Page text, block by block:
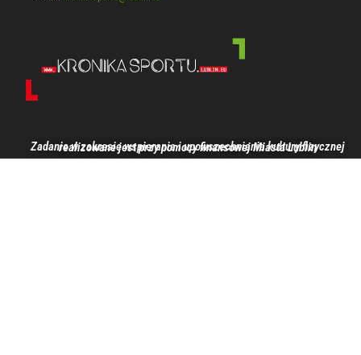
Zadanie w zakresie wspierania i upowszechniania kultury fizycznej realizowane jest przy pomocy finansowej Miasta Lublin